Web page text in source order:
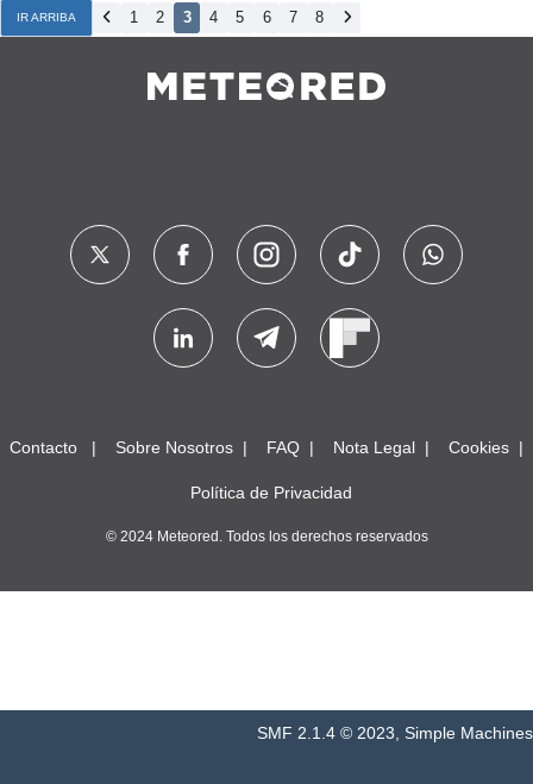
IR ARRIBA 1 2 3 4 5 6 7 8
Contacto Sobre Nosotros FAQ Nota Legal Cookies
Política de Privacidad
© 2024 Meteored. Todos los derechos reservados
SMF 2.1.4 © 2023 Simple Machines